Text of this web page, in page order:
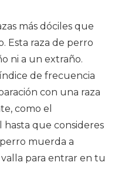
más dóciles que
Esta raza de perro
ni a un extraño.
de frecuencia
con una raza
como el
hasta que consideres
muerda a
para entrar en tu